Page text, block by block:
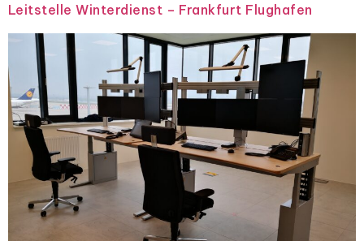
Leitstelle Winterdienst – Frankfurt Flughafen